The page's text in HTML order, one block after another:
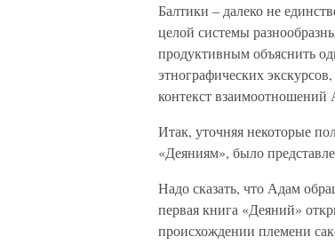
Балтики – далеко не
целой системы
продуктивным объяснить
этнографических
контекст
Итак, уточняя некоторые
«Деяниям», было
Надо сказать, что Адам
первая книга «Деяний»
происхождении племени